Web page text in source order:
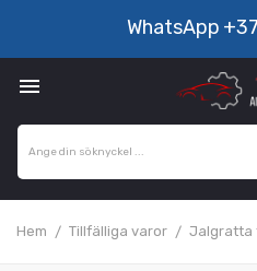
WhatsApp

Hem Tillfälliga varor Jalgratta